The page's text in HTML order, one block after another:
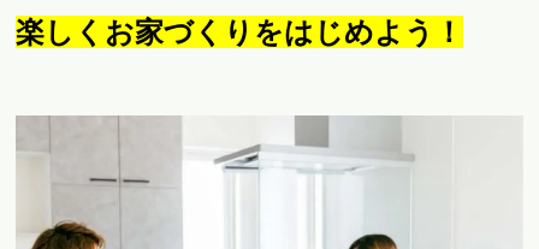
楽しくお家づくりをはじめよう！